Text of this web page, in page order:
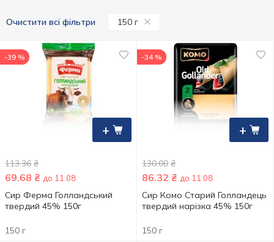
Очистити всі фільтри 150 г
+
-39 %
113.36 ₴
69.68 ₴ до 11.08
Сир Ферма Голландський
твердий 45% 150г
150 г
+
-34 %
130.00 ₴
86.32 ₴ до 11.08
Сир Комо Старий Голландець
твердий нарізка 45% 150г
150 г